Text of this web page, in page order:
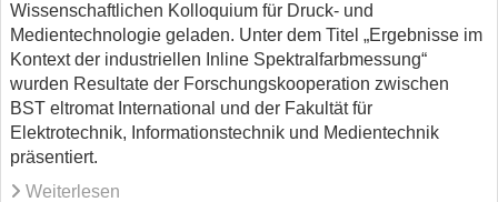
Wissenschaftlichen Kolloquium für Druck- und
Medientechnologie geladen. Unter dem Titel „Ergebnisse im
Kontext der industriellen Inline Spektralfarbmessung“
wurden Resultate der Forschungskooperation zwischen
BST eltromat International und der Fakultät für
Elektrotechnik, Informationstechnik und Medientechnik
präsentiert.
Weiterlesen